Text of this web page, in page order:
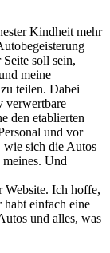
Kindheit mehr
soll sein,
meine
teilen. Dabei
verwertbare
den etablierten
und vor
wie sich die Autos
Und
Website. Ich hoffe,
einfach eine
und alles, was